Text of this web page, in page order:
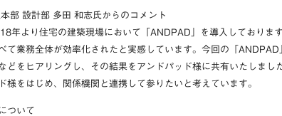
部 設計部 多田 和志氏からのコメント
年より住宅の建築現場において「ANDPAD」を導入しており
て業務全体が効率化されたと実感しています。今回の「
どをヒアリングし、その結果をアンドパッド様に共有いたしま
様をはじめ、関係機関と連携して参りたいと考えています。
ついて